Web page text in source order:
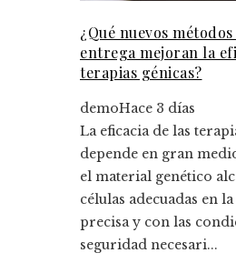
¿Qué nuevos
entrega mejoran la
terapias génicas?
demoHace 3 días
La eficacia de las
depende en gran
el material genético
células adecuadas en
precisa y con las
seguridad necesari...